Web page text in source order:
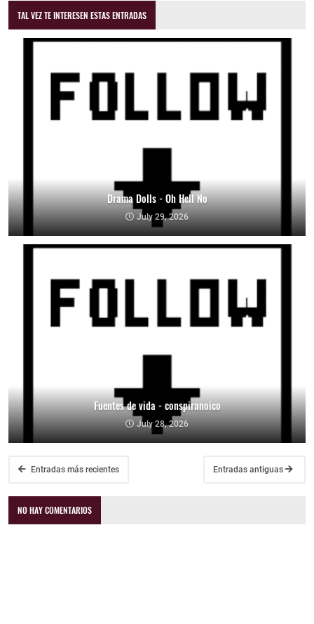
TAL VEZ TE INTERESEN ESTAS ENTRADAS
Drama Dolls - Oh Hell No
July 29, 2026
Fuentes de vida - conspiranoico
July 28, 2026
Entradas más recientes Entradas antiguas
NO HAY COMENTARIOS